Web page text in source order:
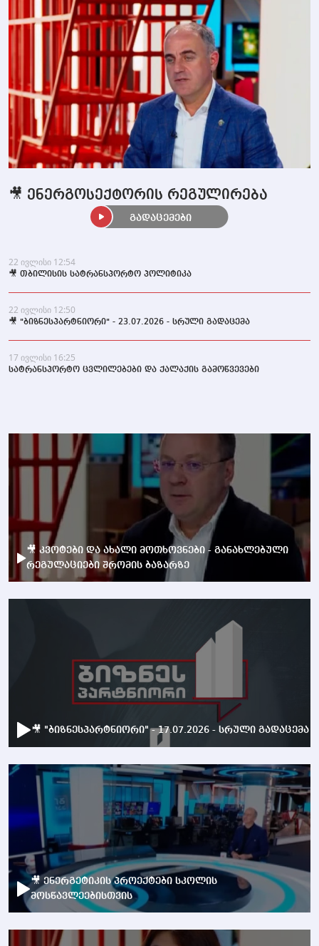
22 ივლისი 12:54
🎥 თბილისის სატრანსპორტო პოლიტიკა
22 ივლისი 12:50
🎥 "ბიზნესპარტნიორი" - 23.07.2026 - სრული გადაცემა
17 ივლისი 16:25
სატრანსპორტო ცვლილებები და ქალაქის გამოწვევები
🎥 ენერგოსექტორის რეგულირება
გადაცემები
🎥 კვოტები და ახალი მოთხოვნები - განახლებული
რეგულაციები შრომის ბაზარზე
🎥 "ბიზნესპარტნიორი" - 17.07.2026 - სრული გადაცემა
🎥 ენერგეტიკის პროექტები სკოლის
მოსწავლეებისთვის